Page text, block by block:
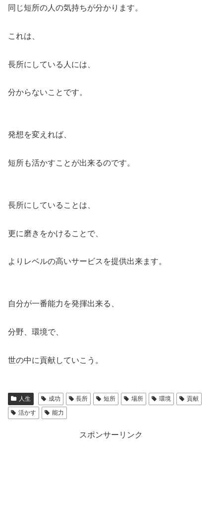
同じ短所の人の気持ちが分かります。
これは、
長所にしている人には、
分からないことです。
発想を変えれば、
短所も活かすことが出来るのです。
長所にしていることは、
更に磨きをかけることで、
よりレベルの高いサービスを提供出来ます。
自分が一番能力を発揮出来る、
分野、環境で、
世の中に貢献していこう。
人生 成功 長所 短所 場所 環境
貢献
活かす
能力
スポンサーリンク